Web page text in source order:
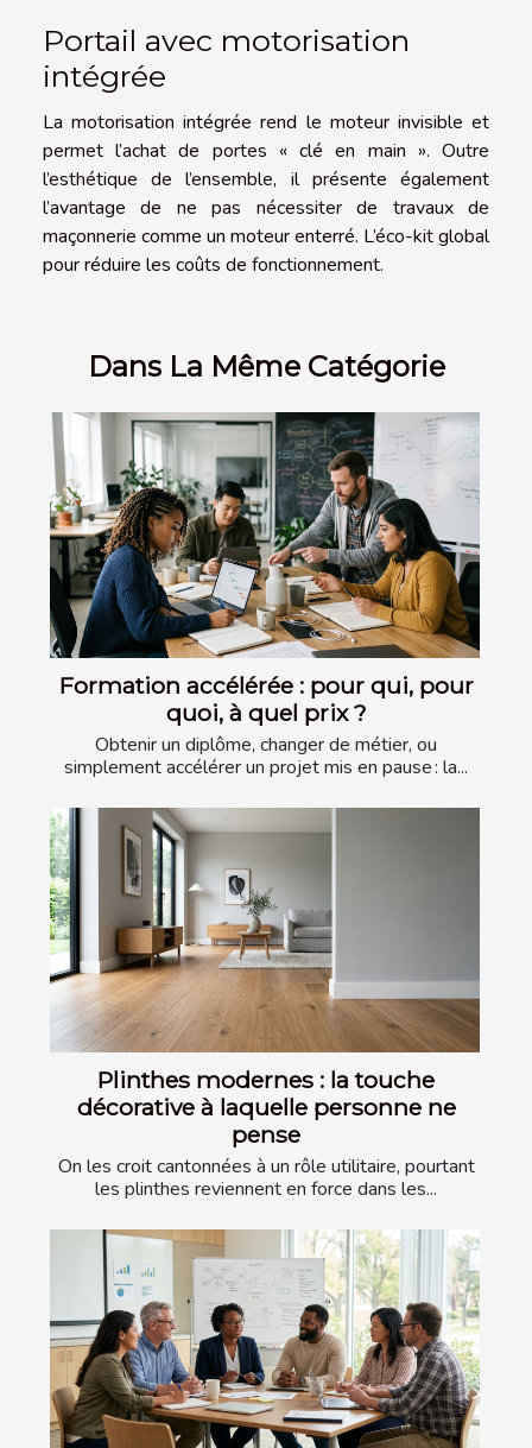
Portail avec motorisation
intégrée
La motorisation intégrée rend le moteur invisible et
permet l’achat de portes « clé en main ». Outre
l’esthétique de l’ensemble, il présente également
l’avantage de ne pas nécessiter de travaux de
maçonnerie comme un moteur enterré. L’éco-kit global
pour réduire les coûts de fonctionnement.
Dans La Même Catégorie
Formation accélérée : pour qui, pour
quoi, à quel prix ?
Obtenir un diplôme, changer de métier, ou
simplement accélérer un projet mis en pause : la...
Plinthes modernes : la touche
décorative à laquelle personne ne
pense
On les croit cantonnées à un rôle utilitaire, pourtant
les plinthes reviennent en force dans les...